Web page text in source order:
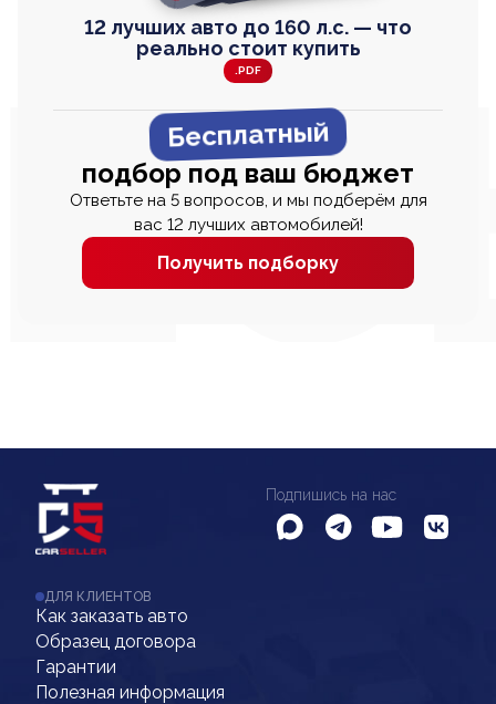
12 лучших авто до 160 л.с. — что
реально стоит купить
.PDF
Бесплатный
подбор под ваш бюджет
Ответьте на 5 вопросов, и мы подберём для
вас 12 лучших автомобилей!
Получить подборку
Подпишись на нас
ДЛЯ КЛИЕНТОВ
Как заказать авто
Образец договора
Гарантии
Полезная информация